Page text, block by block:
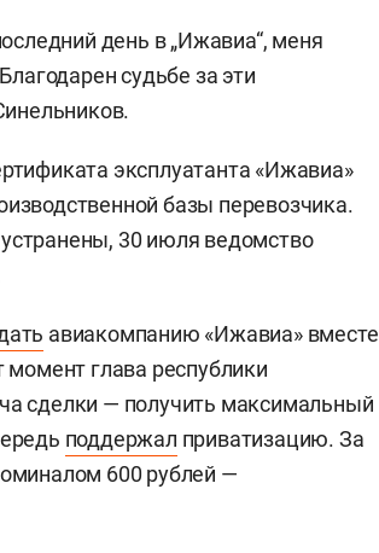
день в „Ижавиа“, меня
судьбе за эти
эксплуатанта «Ижавиа»
базы перевозчика.
30 июля ведомство
авиакомпанию «Ижавиа» вместе
глава республики
сделки — получить максимальный
поддержал приватизацию. За
600 рублей —